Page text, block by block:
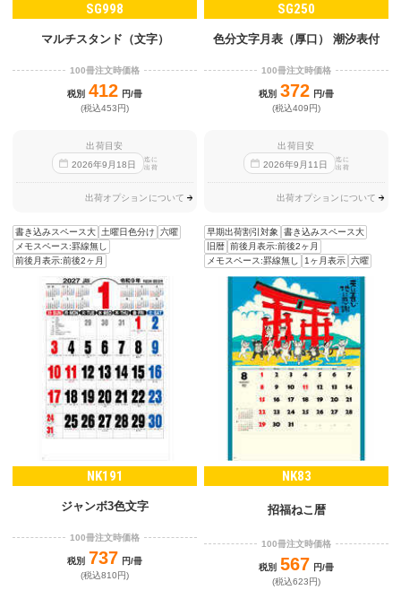
SG998
マルチスタンド（文字）
100冊注文時価格
税別 412 円/冊
(税込453円)
出荷目安
2026年9 月18 日
迄に
出荷
出荷オプションについて
書き込みスペース大 土曜日色分け
六曜
メモスペース:罫線無し
前後月表示:前後2ヶ月
SG250
色分文字月表（厚口） 潮汐表付
100冊注文時価格
税別 372 円/冊
(税込409円)
出荷目安
2026年9 月11 日
迄に
出荷
出荷オプションについて
早期出荷割引対象
書き込みスペース大
旧暦 前後月表示:前後2ヶ月
メモスペース:罫線無し
1ヶ月表示 六曜
NK191
ジャンボ3色文字
100冊注文時価格
税別 737 円/冊
(税込810円)
NK83
招福ねこ暦
100冊注文時価格
税別 567 円/冊
(税込623円)